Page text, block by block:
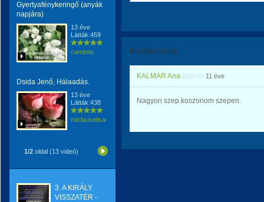
Gyertyafénykeringő (anyák
napjára)
13 éve
Látták:459
camimic
Dsida Jenő, Hálaadás.
13 éve
Látták:438
miclauselisabeta
1/2 oldal (13 videó)
3. A KIRÁLY
VISSZATÉR -
Hozzászólások
KALMAR Ana üzente 11 éve
Nagyon szep.koszonom szepen.